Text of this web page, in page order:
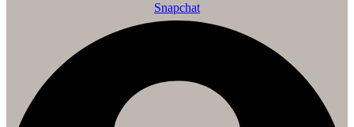
Snapchat